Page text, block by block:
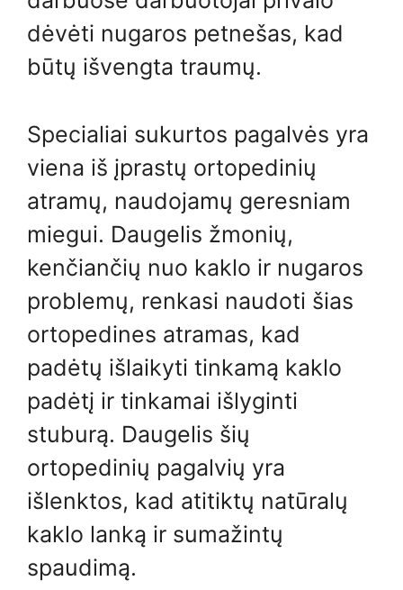
dėvėti nugaros petnešas, kad
būtų išvengta traumų.
Specialiai sukurtos pagalvės yra
viena iš įprastų ortopedinių
atramų, naudojamų geresniam
miegui. Daugelis žmonių,
kenčiančių nuo kaklo ir nugaros
problemų, renkasi naudoti šias
ortopedines atramas, kad
padėtų išlaikyti tinkamą kaklo
padėtį ir tinkamai išlyginti
stuburą. Daugelis šių
ortopedinių pagalvių yra
išlenktos, kad atitiktų natūralų
kaklo lanką ir sumažintų
spaudimą.